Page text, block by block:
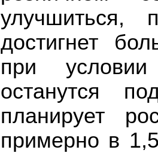
достигнет
при
останутся
планирует
примерно в